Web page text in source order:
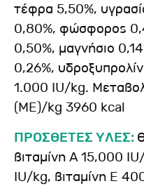
τέφρα 5,50%,
0,80%, φώσφορος
0,50%, μαγνήσιο
0,26%,
1.000 IU/kg.
(ME)/kg 3960 kcal
ΠΡΟΣΘΕΤΕΣ ΥΛΕΣ:
βιταμίνη A 15,000
IU/kg, βιταμίνη E